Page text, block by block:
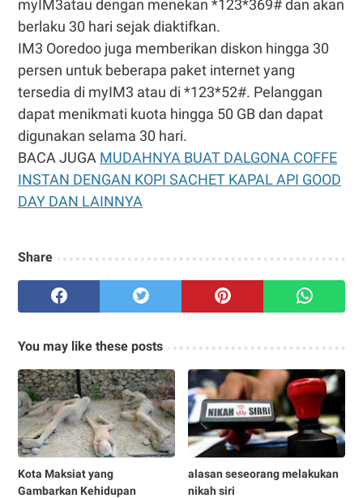
myIM3atau dengan menekan *123*369# dan akan
berlaku 30 hari sejak diaktifkan.
IM3 Ooredoo juga memberikan diskon hingga 30
persen untuk beberapa paket internet yang
tersedia di myIM3 atau di *123*52#. Pelanggan
dapat menikmati kuota hingga 50 GB dan dapat
digunakan selama 30 hari.
BACA JUGA MUDAHNYA BUAT DALGONA COFFE
INSTAN DENGAN KOPI SACHET KAPAL API GOOD
DAY DAN LAINNYA
Share
You may like these posts
Kota Maksiat yang
Gambarkan Kehidupan
alasan seseorang melakukan
nikah siri